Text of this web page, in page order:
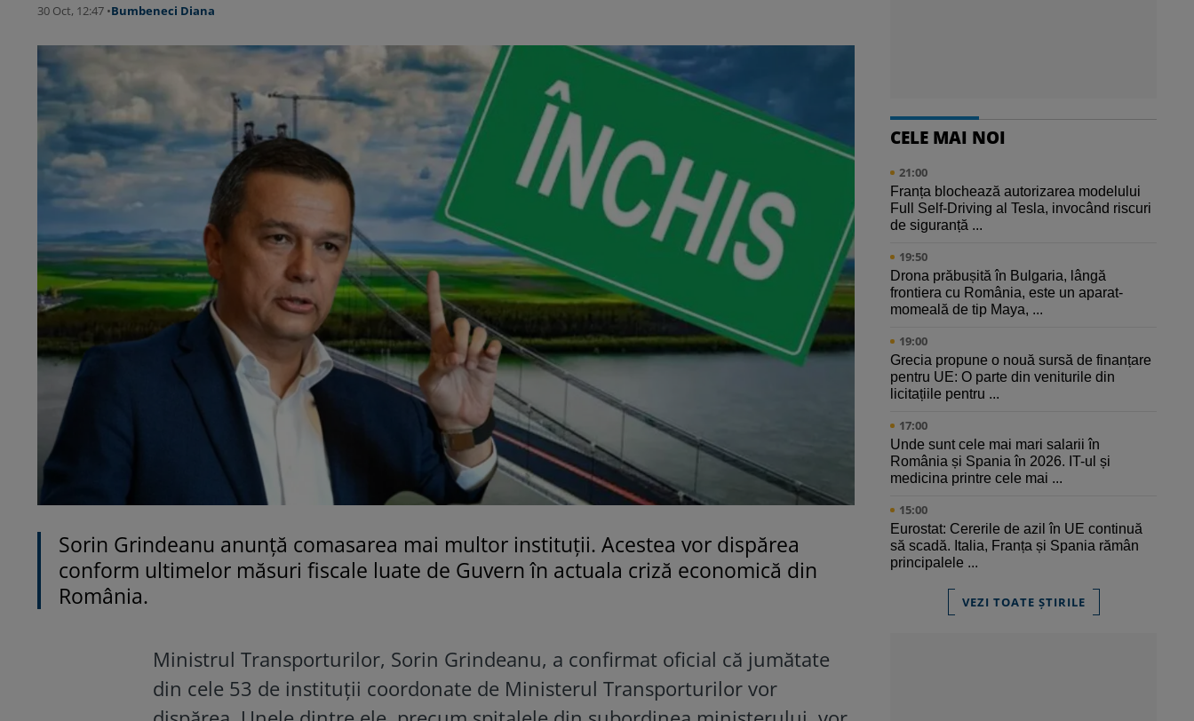
30 Oct, 12:47 •Bumbeneci Diana
Sorin Grindeanu anunță comasarea mai multor instituții. Acestea vor dispărea
conform ultimelor măsuri fiscale luate de Guvern în actuala criză economică din
România.
Ministrul Transporturilor, Sorin Grindeanu, a confirmat oficial că jumătate
din cele 53 de instituții coordonate de Ministerul Transporturilor vor
CELE MAI NOI
21:00
Franța blochează autorizarea modelului
Full Self-Driving al Tesla, invocând riscuri
de siguranță ...
19:50
Drona prăbușită în Bulgaria, lângă
frontiera cu România, este un aparat-
momeală de tip Maya, ...
19:00
Grecia propune o nouă sursă de finanțare
pentru UE: O parte din veniturile din
licitațiile pentru ...
17:00
Unde sunt cele mai mari salarii în
România și Spania în 2026. IT-ul și
medicina printre cele mai ...
15:00
Eurostat: Cererile de azil în UE continuă
să scadă. Italia, Franța și Spania rămân
principalele ...
VEZI TOATE ȘTIRILE